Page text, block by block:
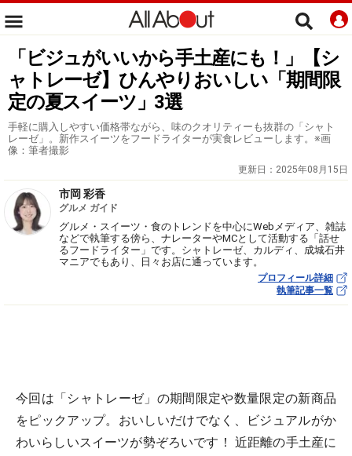
「ビジュがいいから手土産にも！」【シ
ャトレーゼ】ひんやりおいしい「期間限
定の夏スイーツ」3選
手軽に購入しやすい価格帯ながら、味のクオリティーも抜群の「シャト
レーゼ」。新作スイーツをフードライターが実食レビューします。※画
像：筆者撮影
更新日： 2025年08月15日
市岡 彩香
グルメ ガイド
グルメ・スイーツ・食のトレンドを中心にWebメディア、雑誌
などで執筆する傍ら、ナレーターやMCとして活動する「話せ
るフードライター」です。シャトレーゼ、カルディ、成城石井
マニアでもあり、日々お店に通っています。
プロフィール詳細
執筆記事一覧
今回は「シャトレーゼ」の期間限定や数量限定の新商品
をピックアップ。おいしいだけでなく、ビジュアルがか
わいらしいスイーツが勢ぞろいです！ 近距離の手土産に